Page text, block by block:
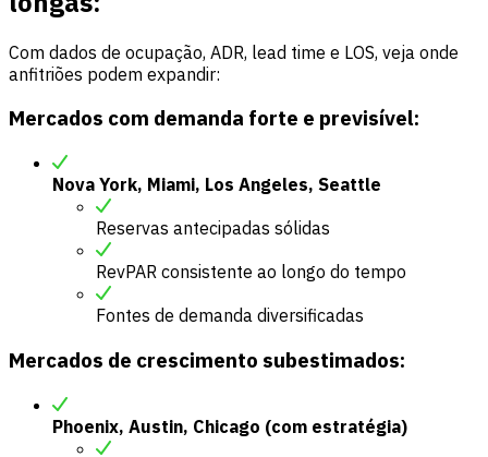
Com dados de ocupação, ADR, lead time e LOS, veja onde
anfitriões podem expandir:
Mercados com demanda forte e previsível:
Nova York, Miami, Los Angeles, Seattle
Reservas antecipadas sólidas
RevPAR consistente ao longo do tempo
Fontes de demanda diversificadas
Mercados de crescimento subestimados:
Phoenix, Austin, Chicago (com estratégia)